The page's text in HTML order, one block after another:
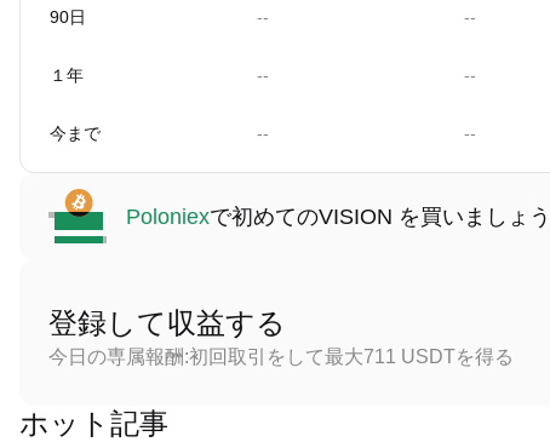
90日 -- --
１年 -- --
今まで -- --
Poloniexで初めてのVISION を買いましょう
登録して収益する
今日の専属報酬:初回取引をして最大711 USDTを得る
ホット記事